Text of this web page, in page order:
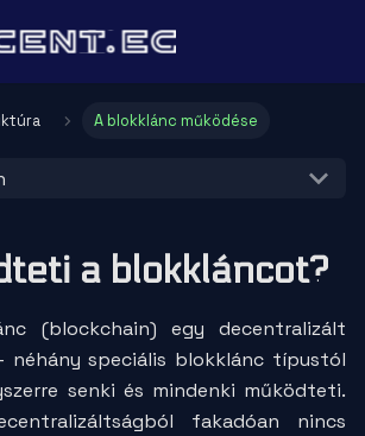
A blokklánc működése
a blokkláncot?
(blockchain) egy decentralizált
néhány speciális blokklánc típustól
senki és mindenki működteti.
fakadóan nincs